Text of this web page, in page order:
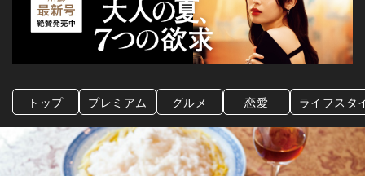
トップ プレミアム グルメ 恋愛 ライフスタ